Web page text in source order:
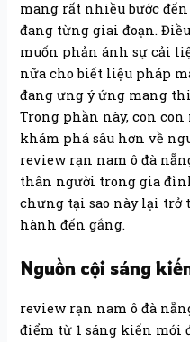
mang rất nhiều bước
đang từng giai đoạn.
muốn phản ánh sự cải
nữa cho biết liệu pháp
đang ưng ý ứng mang
Trong phần này, con
khám phá sâu hơn về
review rạn nam ô đà
thân người trong gia
chưng tại sao này lại
hành đến gắng.
Nguồn cội sáng
review rạn nam ô đà
điểm từ 1 sáng kiến mới